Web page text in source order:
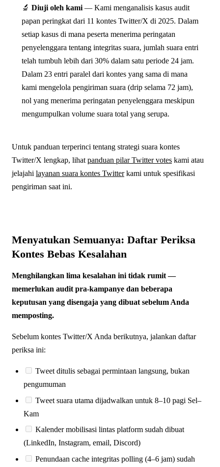
🔬 Diuji oleh kami — Kami menganalisis kasus audit
papan peringkat dari 11 kontes Twitter/X di 2025. Dalam
setiap kasus di mana peserta menerima peringatan
penyelenggara tentang integritas suara, jumlah suara entri
telah tumbuh lebih dari 30% dalam satu periode 24 jam.
Dalam 23 entri paralel dari kontes yang sama di mana
kami mengelola pengiriman suara (drip selama 72 jam),
nol yang menerima peringatan penyelenggara meskipun
mengumpulkan volume suara total yang serupa.
Untuk panduan terperinci tentang strategi suara kontes
Twitter/X lengkap, lihat panduan pilar Twitter votes kami atau
jelajahi layanan suara kontes Twitterkami untuk spesifikasi
pengiriman saat ini.
Menyatukan Semuanya: Daftar Periksa
Kontes Bebas Kesalahan
Menghilangkan lima kesalahan ini tidak rumit —
memerlukan audit pra-kampanye dan beberapa
keputusan yang disengaja yang dibuat sebelum Anda
memposting.
Sebelum kontes Twitter/X Anda berikutnya, jalankan daftar
periksa ini:
Tweet ditulis sebagai permintaan langsung, bukan
pengumuman
Tweet suara utama dijadwalkan untuk 8–10 pagi Sel–
Kam
Kalender mobilisasi lintas platform sudah dibuat
(LinkedIn, Instagram, email, Discord)
Penundaan cache integritas polling (4–6 jam) sudah